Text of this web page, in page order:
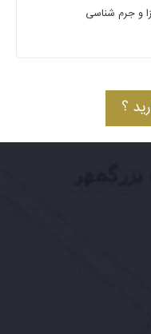
و جرم شناسی
؟